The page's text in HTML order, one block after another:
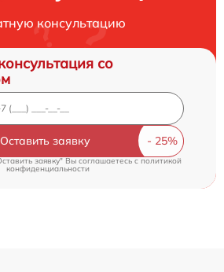
консультацию
со
Оставить заявку
заявку" Вы соглашаетесь cполитикой
конфиденциальности